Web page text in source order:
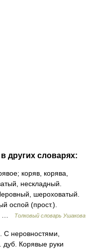
других словарях:
коряв, корява,
нескладный.
шероховатый.
оспой (прост.).
…
Толковый словарь Ушакова
неровностями,
дуб. Корявые руки